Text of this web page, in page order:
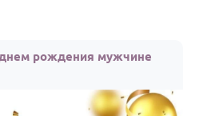
рождения мужчине